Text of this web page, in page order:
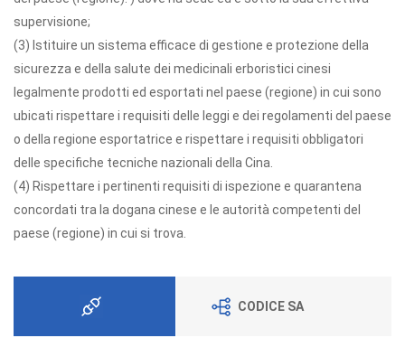
supervisione;
(3) Istituire un sistema efficace di gestione e protezione della
sicurezza e della salute dei medicinali erboristici cinesi
legalmente prodotti ed esportati nel paese (regione) in cui sono
ubicati rispettare i requisiti delle leggi e dei regolamenti del paese
o della regione esportatrice e rispettare i requisiti obbligatori
delle specifiche tecniche nazionali della Cina.
(4) Rispettare i pertinenti requisiti di ispezione e quarantena
concordati tra la dogana cinese e le autorità competenti del
paese (regione) in cui si trova.
CODICE SA